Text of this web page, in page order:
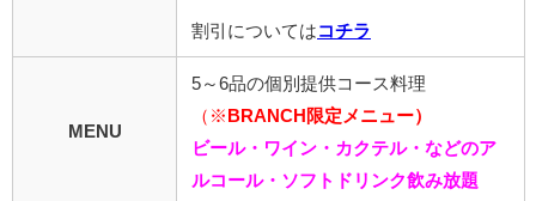
割引については コチラ
MENU
5～6品の個別提供コース料理
（※ BRANCH限定メニュー）
ビール・ワイン・カクテル・などのア
ルコール・ソフトドリンク飲み放題